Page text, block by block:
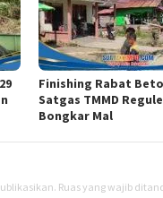
Finishing Rabat
Satgas TMMD
Bongkar Mal
Ruas yang wajib